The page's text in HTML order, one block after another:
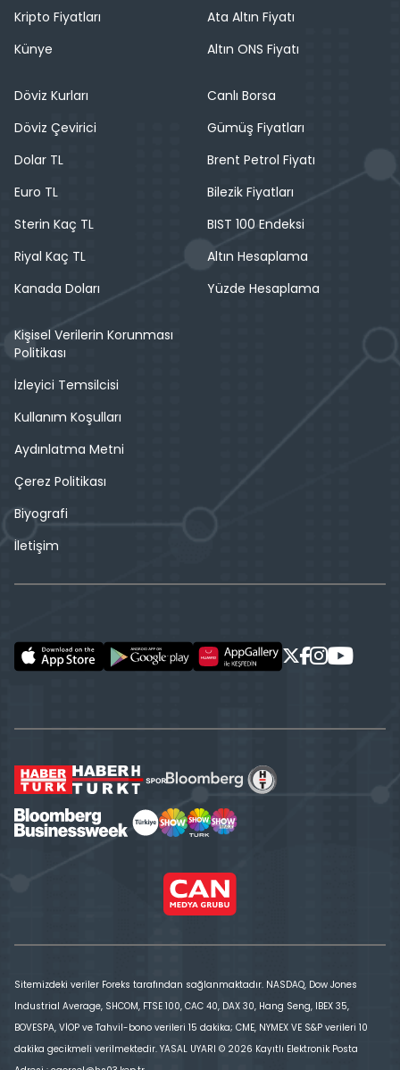
Kripto Fiyatları
Künye
Ata Altın Fiyatı
Altın ONS Fiyatı
Döviz Kurları
Döviz Çevirici
Dolar TL
Euro TL
Sterin Kaç TL
Riyal Kaç TL
Kanada Doları
Canlı Borsa
Gümüş Fiyatları
Brent Petrol Fiyatı
Bilezik Fiyatları
BIST 100 Endeksi
Altın Hesaplama
Yüzde Hesaplama
Kişisel Verilerin Korunması
Politikası
İzleyici Temsilcisi
Kullanım Koşulları
Aydınlatma Metni
Çerez Politikası
Biyografi
İletişim
Sitemizdeki veriler Foreks tarafından sağlanmaktadır. NASDAQ, Dow Jones
Industrial Average, SHCOM, FTSE 100, CAC 40, DAX 30, Hang Seng, IBEX 35,
BOVESPA, VİOP ve Tahvil-bono verileri 15 dakika; CME, NYMEX VE S&P verileri 10
dakika gecikmeli verilmektedir. YASAL UYARI © 2026 Kayıtlı Elektronik Posta